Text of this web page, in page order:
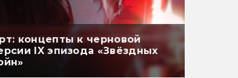
концепты к черновой
IX эпизода «Звёздных